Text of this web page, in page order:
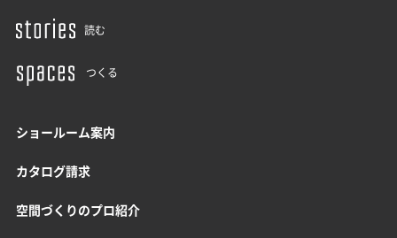
読む
つくる
ショールーム案内
カタログ請求
空間づくりのプロ紹介